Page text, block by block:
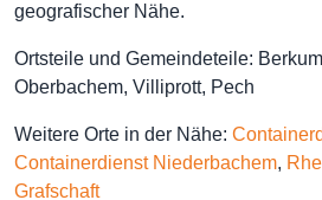
geografischer Nähe.
Ortsteile und Gemeindeteile:
Oberbachem, Villiprott, Pech
Weitere Orte in der Nähe:
Containerdienst Niederbachem,
Grafschaft